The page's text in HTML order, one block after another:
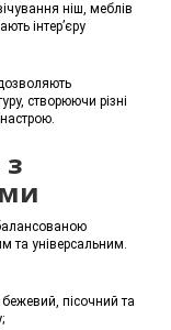
ніш, меблів
інтер’єру
створюючи різні
та універсальним.
бежевий, пісочний та